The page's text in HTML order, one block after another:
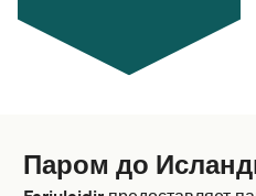
Паром до